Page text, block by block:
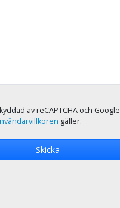
av reCAPTCHA och Google
gäller.